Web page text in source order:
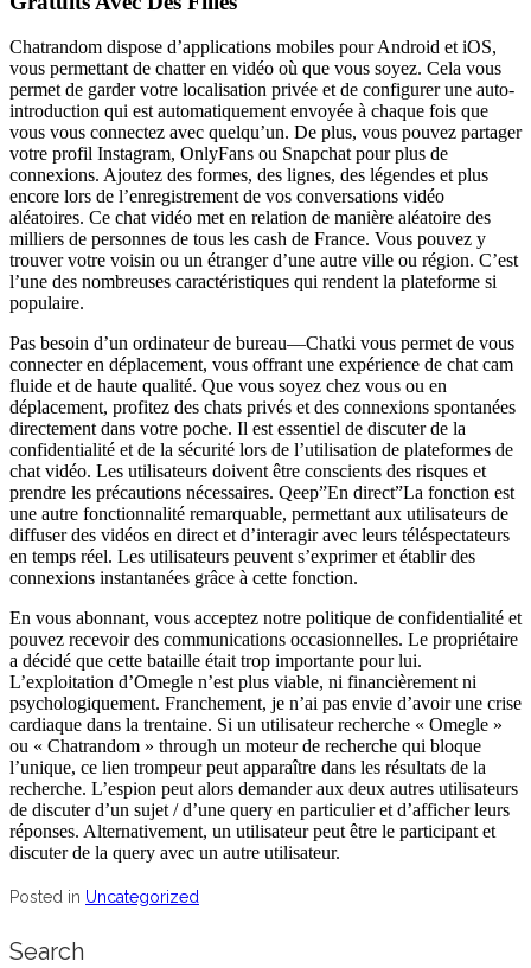
Chatrandom dispose d’applications mobiles pour Android et iOS,
vous permettant de chatter en vidéo où que vous soyez. Cela vous
permet de garder votre localisation privée et de configurer une auto-
introduction qui est automatiquement envoyée à chaque fois que
vous vous connectez avec quelqu’un. De plus, vous pouvez partager
votre profil Instagram, OnlyFans ou Snapchat pour plus de
connexions. Ajoutez des formes, des lignes, des légendes et plus
encore lors de l’enregistrement de vos conversations vidéo
aléatoires. Ce chat vidéo met en relation de manière aléatoire des
milliers de personnes de tous les cash de France. Vous pouvez y
trouver votre voisin ou un étranger d’une autre ville ou région. C’est
l’une des nombreuses caractéristiques qui rendent la plateforme si
populaire.
Pas besoin d’un ordinateur de bureau—Chatki vous permet de vous
connecter en déplacement, vous offrant une expérience de chat cam
fluide et de haute qualité. Que vous soyez chez vous ou en
déplacement, profitez des chats privés et des connexions spontanées
directement dans votre poche. Il est essentiel de discuter de la
confidentialité et de la sécurité lors de l’utilisation de plateformes de
chat vidéo. Les utilisateurs doivent être conscients des risques et
prendre les précautions nécessaires. Qeep”En direct”La fonction est
une autre fonctionnalité remarquable, permettant aux utilisateurs de
diffuser des vidéos en direct et d’interagir avec leurs téléspectateurs
en temps réel. Les utilisateurs peuvent s’exprimer et établir des
connexions instantanées grâce à cette fonction.
En vous abonnant, vous acceptez notre politique de confidentialité et
pouvez recevoir des communications occasionnelles. Le propriétaire
a décidé que cette bataille était trop importante pour lui.
L’exploitation d’Omegle n’est plus viable, ni financièrement ni
psychologiquement. Franchement, je n’ai pas envie d’avoir une crise
cardiaque dans la trentaine. Si un utilisateur recherche « Omegle »
ou « Chatrandom » through un moteur de recherche qui bloque
l’unique, ce lien trompeur peut apparaître dans les résultats de la
recherche. L’espion peut alors demander aux deux autres utilisateurs
de discuter d’un sujet / d’une query en particulier et d’afficher leurs
réponses. Alternativement, un utilisateur peut être le participant et
discuter de la query avec un autre utilisateur.
Posted in Uncategorized
Search